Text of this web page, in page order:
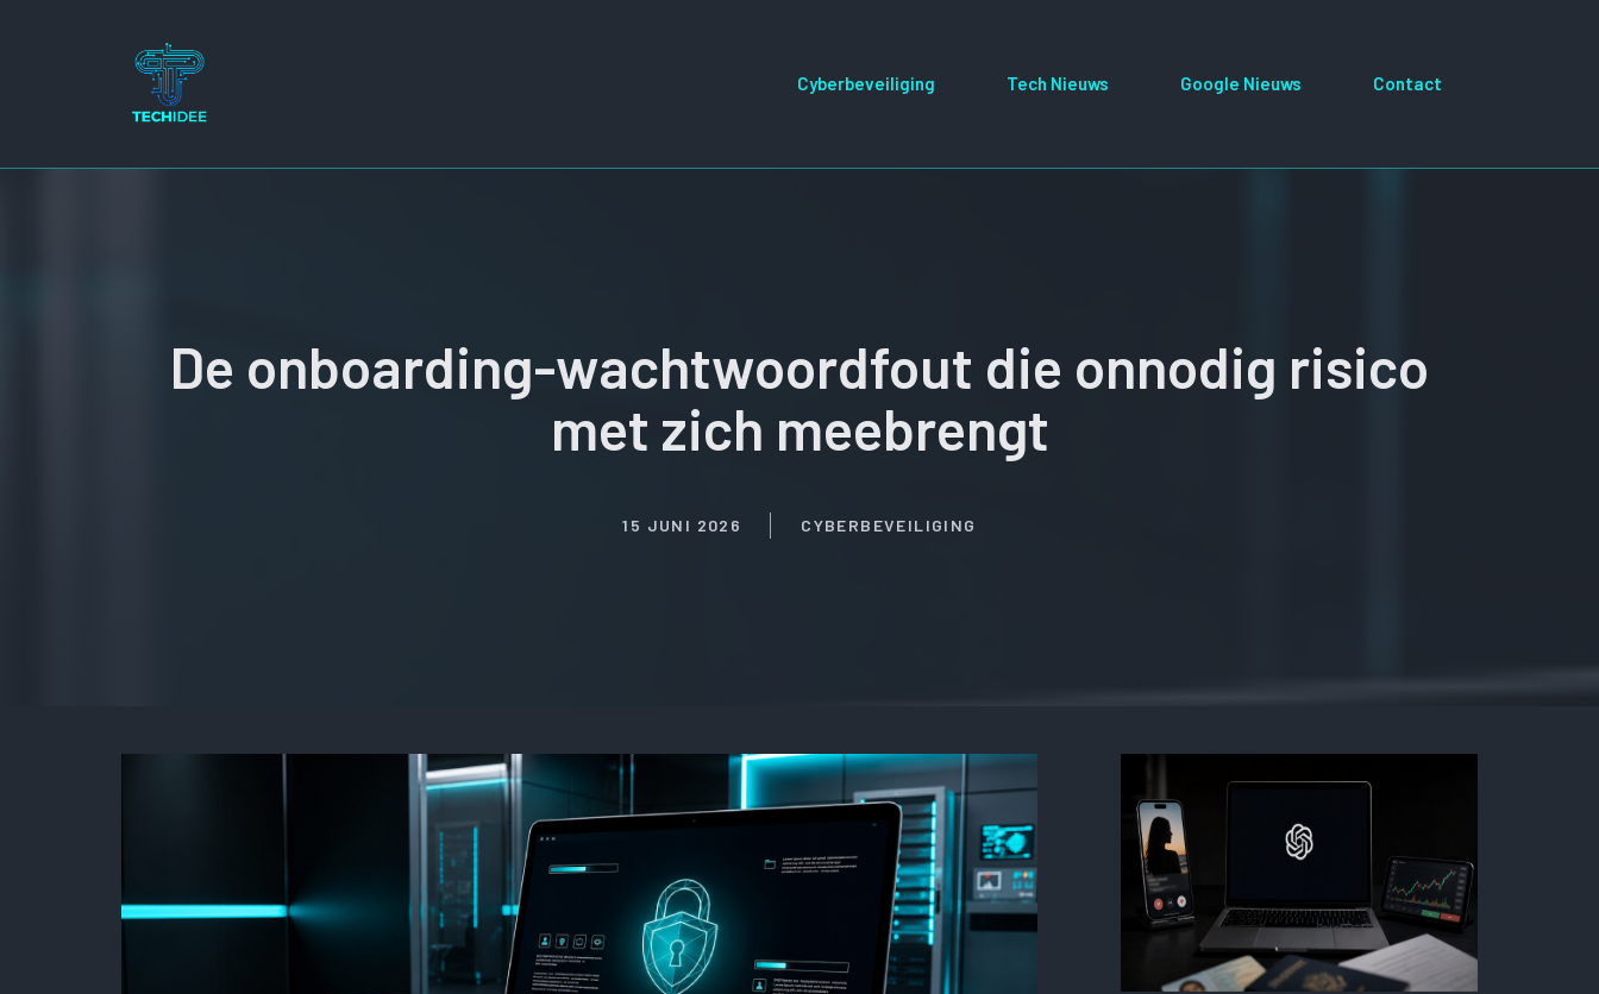
Cyberbeveiliging Tech Nieuws Google Nieuws Contact
De onboarding-wachtwoordfout die onnodig risico
met zich meebrengt
15 JUNI 2026 CYBERBEVEILIGING